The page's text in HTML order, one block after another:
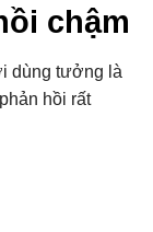
chậm
dùng tưởng là
hồi rất